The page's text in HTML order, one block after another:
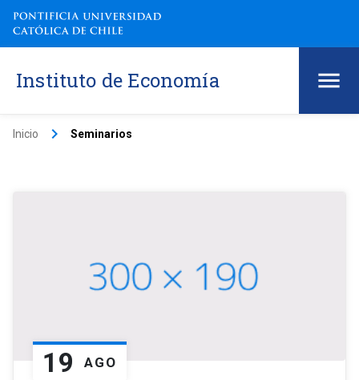
Instituto de Economía
Inicio keyboard_arrow_right Seminarios
19 AGO